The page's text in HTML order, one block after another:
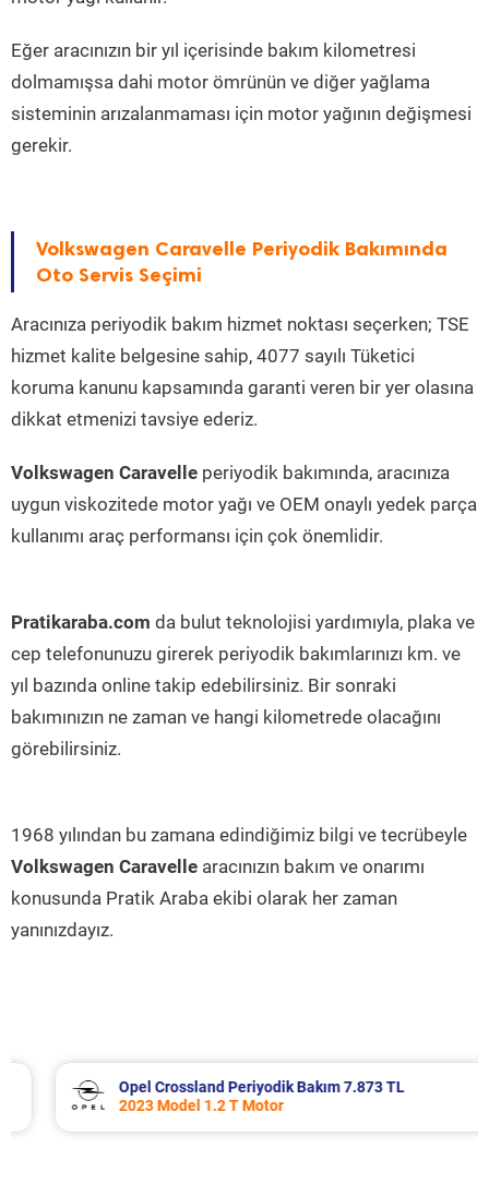
Eğer aracınızın bir yıl içerisinde bakım kilometresi
dolmamışsa dahi motor ömrünün ve diğer yağlama
sisteminin arızalanmaması için motor yağının değişmesi
gerekir.
Volkswagen Caravelle Periyodik Bakımında
Oto Servis Seçimi
Aracınıza periyodik bakım hizmet noktası seçerken; TSE
hizmet kalite belgesine sahip, 4077 sayılı Tüketici
koruma kanunu kapsamında garanti veren bir yer olasına
dikkat etmenizi tavsiye ederiz.
Volkswagen Caravelle periyodik bakımında, aracınıza
uygun viskozitede motor yağı ve OEM onaylı yedek parça
kullanımı araç performansı için çok önemlidir.
Pratikaraba.com da bulut teknolojisi yardımıyla, plaka ve
cep telefonunuzu girerek periyodik bakımlarınızı km. ve
yıl bazında online takip edebilirsiniz. Bir sonraki
bakımınızın ne zaman ve hangi kilometrede olacağını
görebilirsiniz.
1968 yılından bu zamana edindiğimiz bilgi ve tecrübeyle
Volkswagen Caravelle aracınızın bakım ve onarımı
konusunda Pratik Araba ekibi olarak her zaman
yanınızdayız.
Opel Crossland Periyodik Bakım 7.873 TL
2023 Model 1.2 T Motor